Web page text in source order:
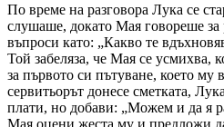
По време на разговора Лука се
слушаше, докато Мая говореше за
въпроси като: „Какво те
Той забеляза, че Мая се усмихва,
за първото си пътуване, което му
сервитьорът донесе сметката,
плати, но добави: „Можем и да я
Мая оцени жеста му и предложи